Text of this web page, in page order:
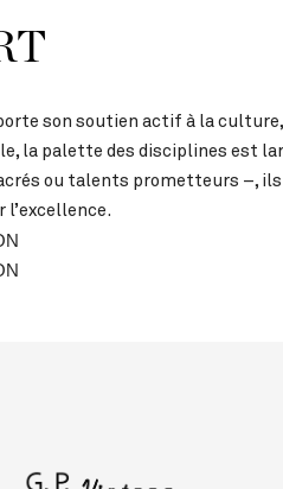
son soutien actif à la
la palette des disciplines est
ou talents prometteurs –,
l’excellence.